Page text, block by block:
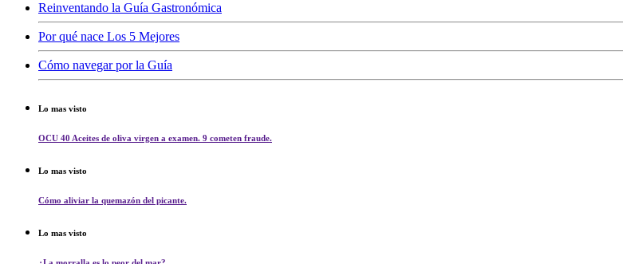
Reinventando la Guía Gastronómica
Por qué nace Los 5 Mejores
Cómo navegar por la Guía
Lo mas visto
OCU 40 Aceites de oliva virgen a examen. 9 cometen fraude.
Lo mas visto
Cómo aliviar la quemazón del picante.
Lo mas visto